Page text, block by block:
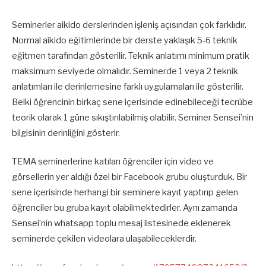
Seminerler aikido derslerinden işleniş açısından çok farklıdır.
Normal aikido eğitimlerinde bir derste yaklaşık 5-6 teknik
eğitmen tarafından gösterilir. Teknik anlatımı minimum pratik
maksimum seviyede olmalıdır. Seminerde 1 veya 2 teknik
anlatımları ile derinlemesine farklı uygulamaları ile gösterilir.
Belki öğrencinin birkaç sene içerisinde edinebileceği tecrübe
teorik olarak 1 güne sıkıştırılabilmiş olabilir. Seminer Sensei’nin
bilgisinin derinliğini gösterir.
TEMA seminerlerine katılan öğrenciler için video ve
görsellerin yer aldığı özel bir Facebook grubu oluşturduk. Bir
sene içerisinde herhangi bir seminere kayıt yaptırıp gelen
öğrenciler bu gruba kayıt olabilmektedirler. Aynı zamanda
Sensei’nin whatsapp toplu mesaj listesinede eklenerek
seminerde çekilen videolara ulaşabileceklerdir.